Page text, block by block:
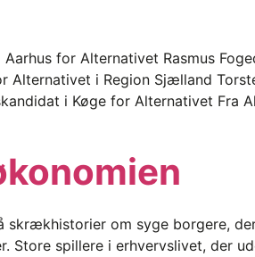
for Alternativet Rasmus
Alternativet i Region Sjælland
i Køge for Alternativet Fra
skrækhistorier om syge borgere,
Store spillere i erhvervslivet, der